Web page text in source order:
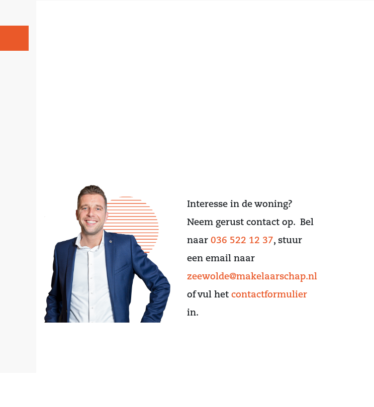
Interesse in de woning?
Neem gerust contact op. Bel
naar 036 522 12 37, stuur
een email naar
zeewolde@makelaarschap.nl
of vul het contactformulier
in.